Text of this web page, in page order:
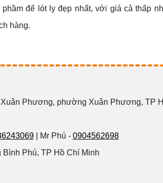
đế lót ly đẹp nhất, với giá cả thấp
hàng.
Phương, phường Xuân Phương, TP
| Mr Phú - 0904562698
Phú, TP Hồ Chí Minh